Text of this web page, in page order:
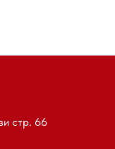
стр. 66